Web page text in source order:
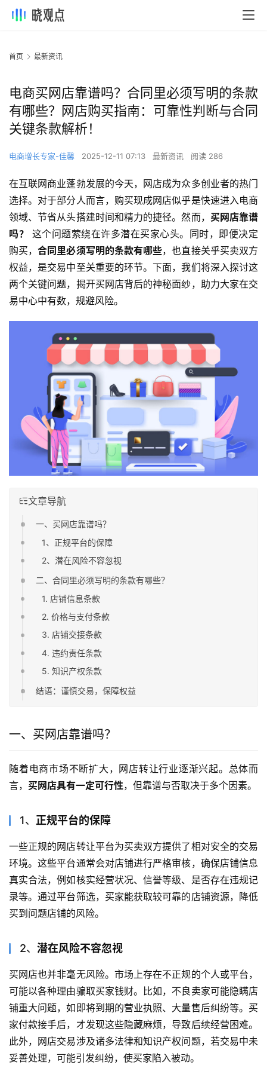
首页 最新资讯
电商买网店靠谱吗？合同里必须写明的条款
有哪些？网店购买指南：可靠性判断与合同
关键条款解析！
电商增长专家-佳馨 2025-12-11 07:13 最新资讯 阅读 286
在互联网商业蓬勃发展的今天，网店成为众多创业者的热门
选择。对于部分人而言，购买现成网店似乎是快速进入电商
领域、节省从头搭建时间和精力的捷径。然而， 买网店靠谱
吗？
​ 这个问题萦绕在许多潜在买家心头。同时，即便决定
购买，合同里必须写明的条款有哪些，也直接关乎买卖双方
权益，是交易中至关重要的环节。下面，我们将深入探讨这
两个关键问题，揭开买网店背后的神秘面纱，助力大家在交
易中心中有数，规避风险。
文章导航
一、买网店靠谱吗？
1、正规平台的保障​
2、潜在风险不容忽视​
二、合同里必须写明的条款有哪些？
1. 店铺信息条款
2. 价格与支付条款
3. 店铺交接条款
4. 违约责任条款
5. 知识产权条款
结语：谨慎交易，保障权益
一、买网店靠谱吗？
随着电商市场不断扩大，网店转让行业逐渐兴起。总体而
言， 买网店具有一定可行性，但靠谱与否取决于多个因素。
1、 正规平台的保障
一些正规的网店转让平台为买卖双方提供了相对安全的交易
环境。这些平台通常会对店铺进行严格审核，确保店铺信息
真实合法，例如核实经营状况、信誉等级、是否存在违规记
录等。通过平台筛选，买家能获取较可靠的店铺资源，降低
买到问题店铺的风险。
2、 潜在风险不容忽视
买网店也并非毫无风险。市场上存在不正规的个人或平台，
可能以各种理由骗取买家钱财。比如，不良卖家可能隐瞒店
铺重大问题，如即将到期的营业执照、大量售后纠纷等。买
家付款接手后，才发现这些隐藏麻烦，导致后续经营困难。
此外，网店交易涉及诸多法律和知识产权问题，若交易中未
妥善处理，可能引发纠纷，使买家陷入被动。